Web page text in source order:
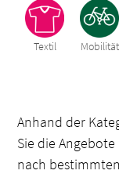
Textil Mobilität
Anhand der
Sie die
nach